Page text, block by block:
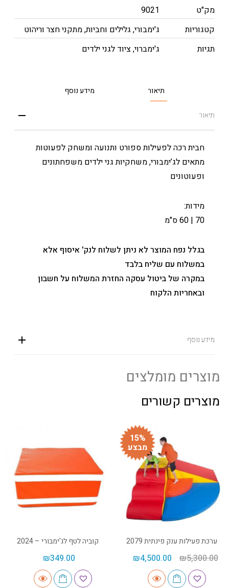
מק"ט
9021
קטגוריות
ג'ימבורי, גלילים וחביות,מתקני חצר וריהוט
תגיות
ג'ימברוי,ציוד לגני ילדים
תיאור מידע נוסף
תיאור
חבית רכה לפעילות ספורט ותנועה ומשחק לפעוטות
מתאים לג’ימבורי, משחקיות גני ילדים משפחתונים
ופעוטונים
מידות:
70 | 60 ס"מ
בגלל נפח המוצר לא ניתן לשלוח לנק' איסוף אלא
במשלוח עם שליח בלבד
במקרה של ביטול עסקה החזרת המשלוח על חשבון
ובאחריות הלקוח
מידע נוסף
מוצרים מומלצים
מוצרים קשורים
15%
מבצע
ערכת פעילות ענק פינתית 2079
₪5,300.00
₪4,500.00
קוביה לטף לג'ימבורי – 2024
₪349.00